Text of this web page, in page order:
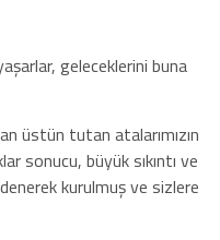
geleceklerini buna
üstün tutan atalarımızın
sonucu, büyük sıkıntı ve
kurulmuş ve sizlere